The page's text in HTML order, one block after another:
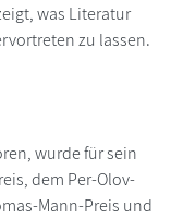
was Literatur
zu lassen.
wurde für sein
dem Per-Olov-
Mann-Preis und